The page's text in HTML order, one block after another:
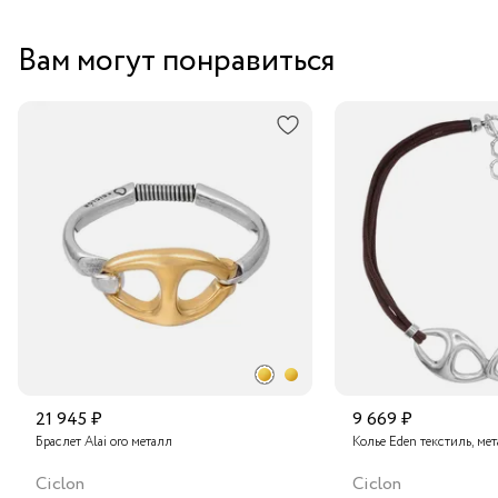
в любой образ.
Вам могут понравиться
21 945 ₽
Браслет Alai oro металл
Ciclon
9 669 ₽
Колье Eden текстиль,
Ciclon